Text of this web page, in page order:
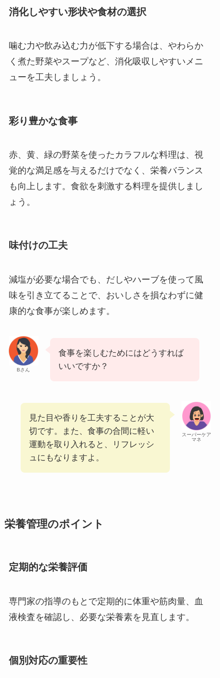
消化しやすい形状や食材の選択
噛む力や飲み込む力が低下する場合は、やわらか
く煮た野菜やスープなど、消化吸収しやすいメニ
ューを工夫しましょう。
彩り豊かな食事
赤、黄、緑の野菜を使ったカラフルな料理は、視
覚的な満足感を与えるだけでなく、栄養バランス
も向上します。食欲を刺激する料理を提供しまし
ょう。
味付けの工夫
減塩が必要な場合でも、だしやハーブを使って風
味を引き立てることで、おいしさを損なわずに健
康的な食事が楽しめます。
Bさん
食事を楽しむためにはどうすれば
いいですか？
スーパーケア
マネ
見た目や香りを工夫することが大
切です。また、食事の合間に軽い
運動を取り入れると、リフレッシ
ュにもなりますよ。
栄養管理のポイント
定期的な栄養評価
専門家の指導のもとで定期的に体重や筋肉量、血
液検査を確認し、必要な栄養素を見直します。
個別対応の重要性